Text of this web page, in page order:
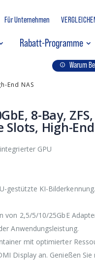
Für Unternehmen
Rabatt-Programme
Warum
End NAS
8-Bay,
Slots, High-
GPU
gestützte KI-Bilderkennung.
von 2,5/5/10/25GbE
Anwendungsleistung.
mit optimierter
Display an. Genießen Sie